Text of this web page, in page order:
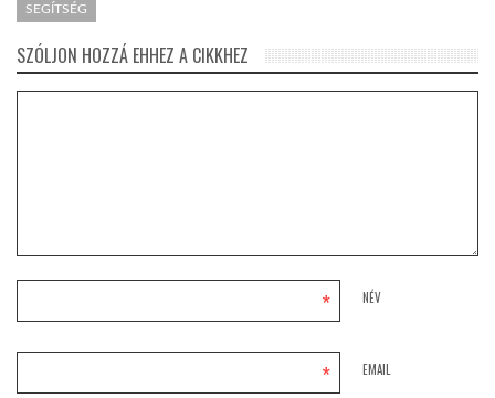
SEGÍTSÉG
SZÓLJON HOZZÁ EHHEZ A CIKKHEZ
NÉV
*
EMAIL
*